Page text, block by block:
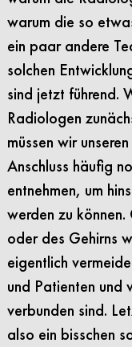
warum die so
ein paar andere
solchen
sind jetzt führend.
Radiologen
müssen wir
Anschluss häufig
entnehmen, um
werden zu
oder des Gehirns
eigentlich
und Patienten und
verbunden sind.
also ein bisschen